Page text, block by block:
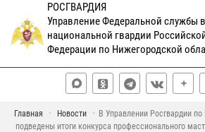
РОСГВАРДИЯ
Управление Федеральной службы
национальной гвардии
Федерации по Нижегородской
Главная Новости
В Управлении Росгвардии
подведены итоги конкурса профессионального